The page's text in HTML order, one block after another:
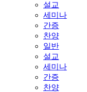
설교
세미나
간증
찬양
일반
설교
세미나
간증
찬양